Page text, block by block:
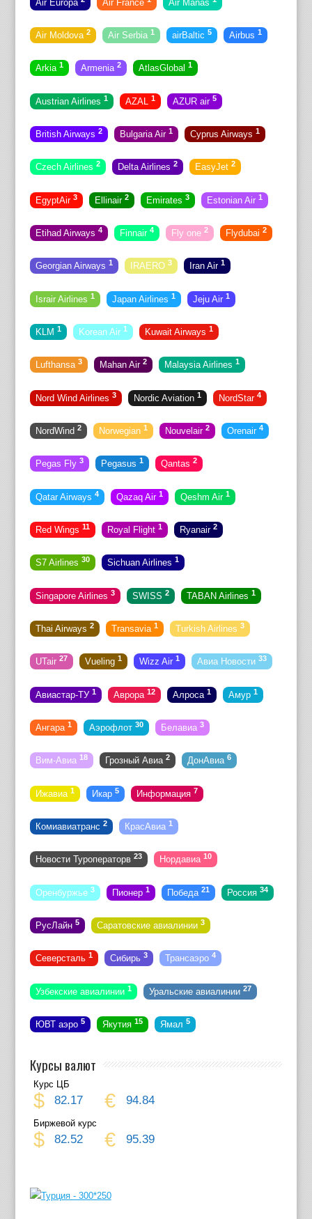
Air Europa Air France Air Manas
Air Moldova 2 Air Serbia 1 airBaltic 5 Airbus 1
Arkia 1 Armenia 2 AtlasGlobal 1
Austrian Airlines 1 AZAL 1 AZUR air 5
British Airways 2 Bulgaria Air 1 Cyprus Airways 1
Czech Airlines 2 Delta Airlines 2 EasyJet 2
EgyptAir 3 Ellinair 2 Emirates 3 Estonian Air 1
Etihad Airways 4 Finnair 4 Fly one 2 Flydubai 2
Georgian Airways 1 IRAERO 3 Iran Air 1
Israir Airlines 1 Japan Airlines 1 Jeju Air 1
KLM 1 Korean Air 1 Kuwait Airways 1
Lufthansa 3 Mahan Air 2 Malaysia Airlines 1
Nord Wind Airlines 3 Nordic Aviation 1 NordStar 4
NordWind 2 Norwegian 1 Nouvelair 2 Orenair 4
Pegas Fly 3 Pegasus 1 Qantas 2
Qatar Airways 4 Qazaq Air 1 Qeshm Air 1
Red Wings 11 Royal Flight 1 Ryanair 2
S7 Airlines 30 Sichuan Airlines 1
Singapore Airlines 3 SWISS 2 TABAN Airlines 1
Thai Airways 2 Transavia 1 Turkish Airlines 3
UTair 27 Vueling 1 Wizz Air 1 Авиа Новости 33
Авиастар-ТУ 1 Аврора 12 Алроса 1 Амур 1
Ангара 1 Аэрофлот 30 Белавиа 3
Вим-Авиа 18 Грозный Авиа 2 ДонАвиа 6
Ижавиа 1 Икар 5 Информация 7
Комиавиатранс 2 КрасАвиа 1
Новости Туроператорв 23 Нордавиа 10
Оренбуржье 3 Пионер 1 Победа 21 Россия 34
РусЛайн 5 Саратовские авиалинии 3
Северсталь 1 Сибирь 3 Трансаэро 4
Узбекские авиалинии 1 Уральские авиалинии 27
ЮВТ аэро 5 Якутия 15 Ямал 5
Курсы валют
Курс ЦБ
$ 82.17 € 94.84
Биржевой курс
$ 82.52 € 95.39